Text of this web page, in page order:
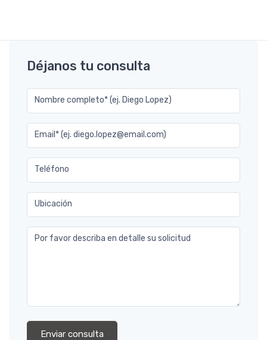
Déjanos tu consulta
Nombre completo* (ej. Diego Lopez)
Email* (ej. diego.lopez@email.com)
Teléfono
Ubicación
Por favor describa en detalle su solicitud
Enviar consulta